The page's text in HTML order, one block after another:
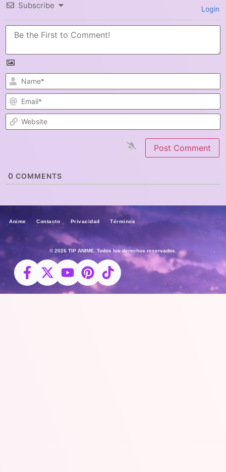
Subscribe Login
0 COMMENTS
Anime Contacto Privacidad Términos
© 2026 TIP ANIME. Todos los derechos reservados.